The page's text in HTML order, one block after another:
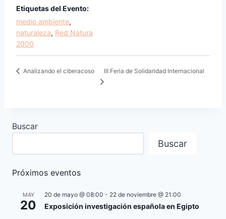
Etiquetas del Evento:
medio ambiente,
naturaleza, Red Natura
2000
Analizando el ciberacoso III Feria de Solidaridad Internacional
Buscar
Buscar
Próximos eventos
MAY
20
20 de mayo @ 08:00 - 22 de noviembre @ 21:00
Exposición investigación española en Egipto